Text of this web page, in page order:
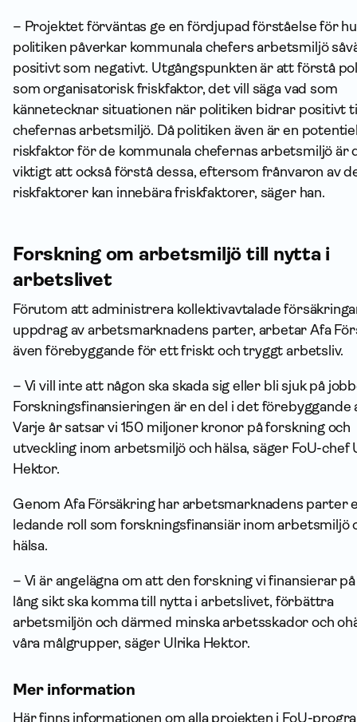
– Projektet förväntas ge en fördjupad förståelse för
politiken påverkar kommunala chefers arbetsmiljö
positivt som negativt. Utgångspunkten är att förstå
som organisatorisk friskfaktor, det vill säga vad som
kännetecknar situationen när politiken bidrar positivt
chefernas arbetsmiljö. Då politiken även är en
riskfaktor för de kommunala chefernas arbetsmiljö är
viktigt att också förstå dessa, eftersom frånvaron av
riskfaktorer kan innebära friskfaktorer, säger han.
Forskning om arbetsmiljö till nytta i
arbetslivet
Förutom att administrera kollektivavtalade
uppdrag av arbetsmarknadens parter, arbetar Afa
även förebyggande för ett friskt och tryggt arbetsliv.
– Vi vill inte att någon ska skada sig eller bli sjuk på
Forskningsfinansieringen är en del i det förebyggande
Varje år satsar vi 150 miljoner kronor på forskning och
utveckling inom arbetsmiljö och hälsa, säger FoU-chef
Hektor.
Genom Afa Försäkring har arbetsmarknadens parter
ledande roll som forskningsfinansiär inom arbetsmiljö
hälsa.
– Vi är angelägna om att den forskning vi finansierar
lång sikt ska komma till nytta i arbetslivet, förbättra
arbetsmiljön och därmed minska arbetsskador och
våra målgrupper, säger Ulrika Hektor.
Mer information
Här finns informationen om alla projekten i FoU-